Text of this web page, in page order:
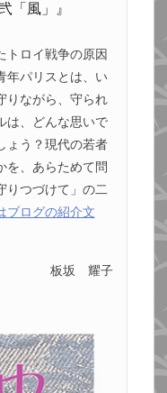
「風」』
トロイ戦争の原因
年パリスとは、い
りながら、守られ
は、どんな思いで
ょう？現代の若者
を、あらためて問
りつづけて」の二
ブログの紹介文
板坂 耀子